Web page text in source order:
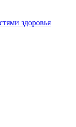
здоровья